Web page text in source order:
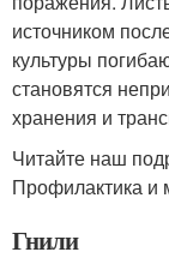
источником
культуры
становятся
хранения и
Читайте наш
Профилактика и
Гнили